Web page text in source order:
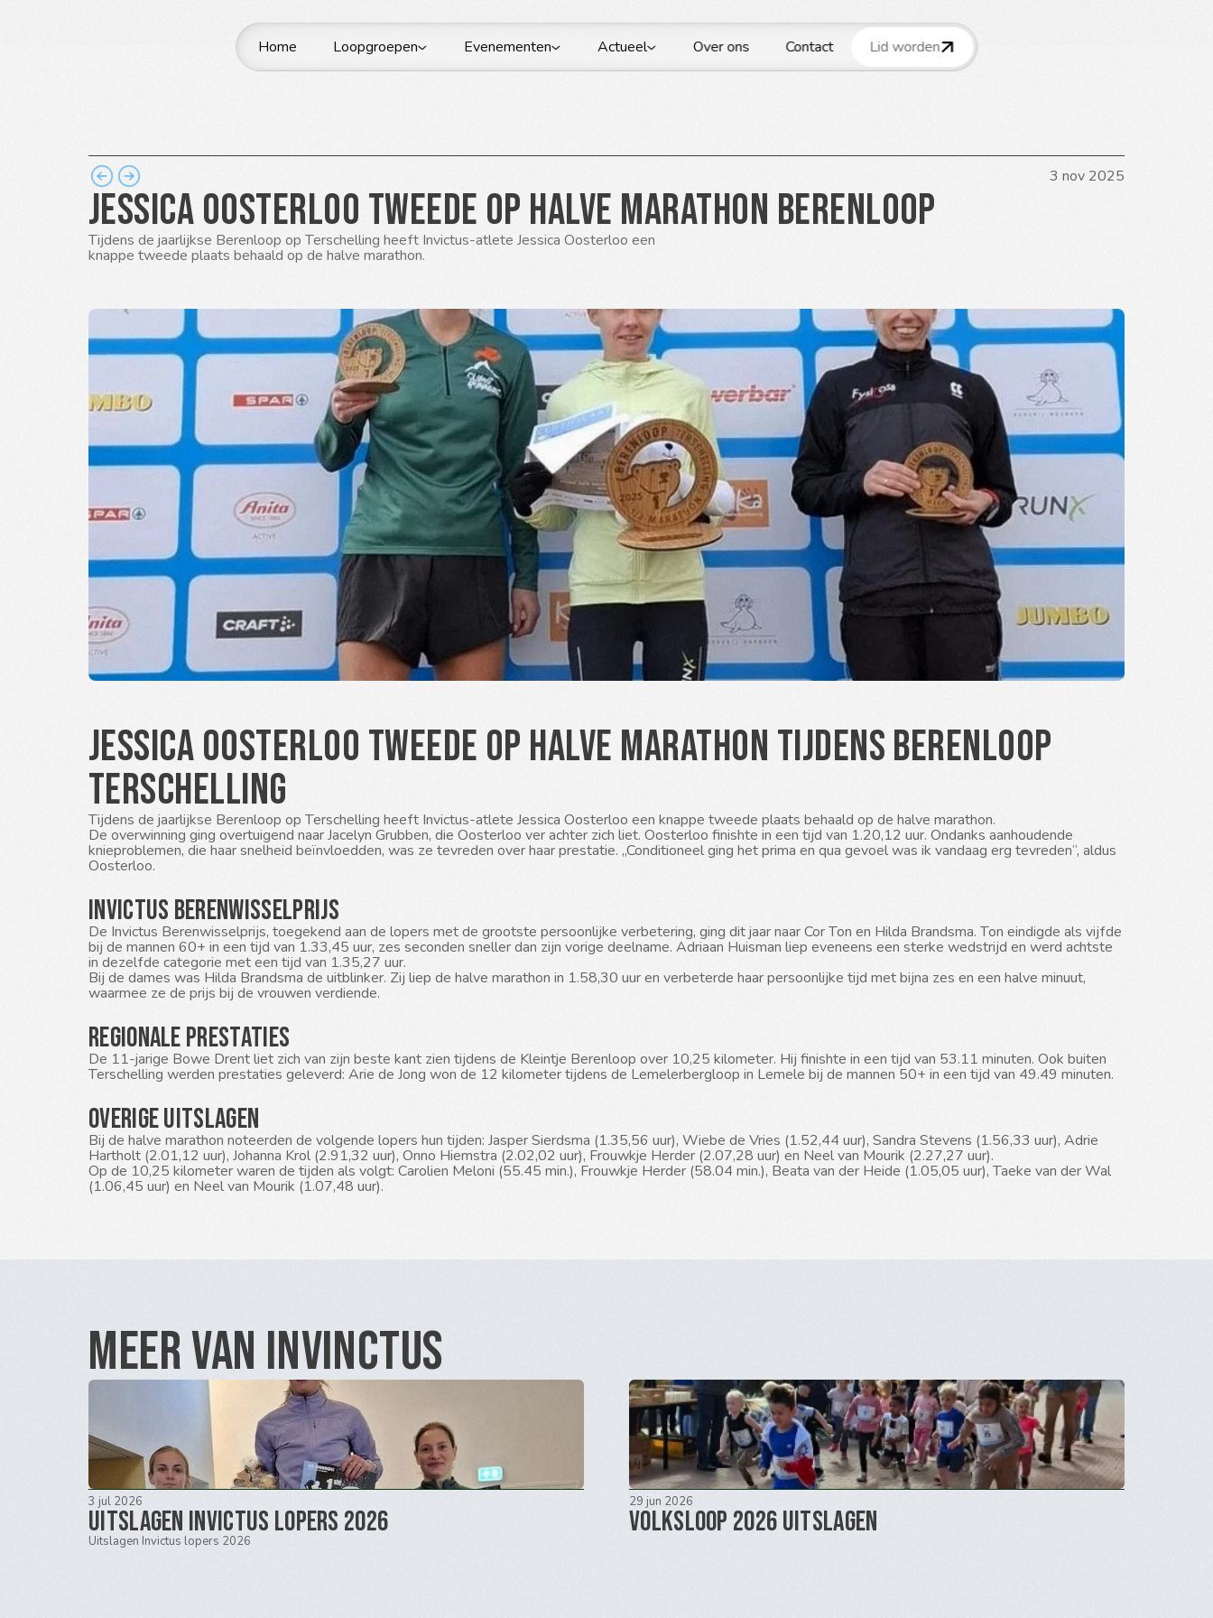
3 nov 2025
Jessica Oosterloo tweede op halve marathon Berenloop
Tijdens de jaarlijkse Berenloop op Terschelling heeft Invictus-atlete Jessica Oosterloo een
knappe tweede plaats behaald op de halve marathon.
Jessica Oosterloo tweede op halve marathon tijdens Berenloop
Terschelling
Tijdens de jaarlijkse Berenloop op Terschelling heeft Invictus-atlete Jessica Oosterloo een knappe tweede plaats behaald op de halve marathon.
De overwinning ging overtuigend naar Jacelyn Grubben, die Oosterloo ver achter zich liet. Oosterloo finishte in een tijd van 1.20,12 uur. Ondanks aanhoudende
knieproblemen, die haar snelheid beïnvloedden, was ze tevreden over haar prestatie. „Conditioneel ging het prima en qua gevoel was ik vandaag erg tevreden”, aldus
Oosterloo.
Invictus Berenwisselprijs
De Invictus Berenwisselprijs, toegekend aan de lopers met de grootste persoonlijke verbetering, ging dit jaar naar Cor Ton en Hilda Brandsma. Ton eindigde als vijfde
bij de mannen 60+ in een tijd van 1.33,45 uur, zes seconden sneller dan zijn vorige deelname. Adriaan Huisman liep eveneens een sterke wedstrijd en werd achtste
in dezelfde categorie met een tijd van 1.35,27 uur.
Bij de dames was Hilda Brandsma de uitblinker. Zij liep de halve marathon in 1.58,30 uur en verbeterde haar persoonlijke tijd met bijna zes en een halve minuut,
waarmee ze de prijs bij de vrouwen verdiende.
Regionale prestaties
De 11-jarige Bowe Drent liet zich van zijn beste kant zien tijdens de Kleintje Berenloop over 10,25 kilometer. Hij finishte in een tijd van 53.11 minuten. Ook buiten
Terschelling werden prestaties geleverd: Arie de Jong won de 12 kilometer tijdens de Lemelerbergloop in Lemele bij de mannen 50+ in een tijd van 49.49 minuten.
Overige uitslagen
Bij de halve marathon noteerden de volgende lopers hun tijden: Jasper Sierdsma (1.35,56 uur), Wiebe de Vries (1.52,44 uur), Sandra Stevens (1.56,33 uur), Adrie
Hartholt (2.01,12 uur), Johanna Krol (2.91,32 uur), Onno Hiemstra (2.02,02 uur), Frouwkje Herder (2.07,28 uur) en Neel van Mourik (2.27,27 uur).
Op de 10,25 kilometer waren de tijden als volgt: Carolien Meloni (55.45 min.), Frouwkje Herder (58.04 min.), Beata van der Heide (1.05,05 uur), Taeke van der Wal
(1.06,45 uur) en Neel van Mourik (1.07,48 uur).
Meer van Invinctus
3 jul 2026
Uitslagen Invictus lopers 2026
Uitslagen Invictus lopers 2026
29 jun 2026
Volksloop 2026 Uitslagen
Home Loopgroepen Evenementen Actueel Over ons Contact Lid worden